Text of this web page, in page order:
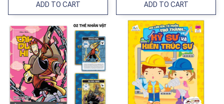
ADD TO CART ADD TO CART